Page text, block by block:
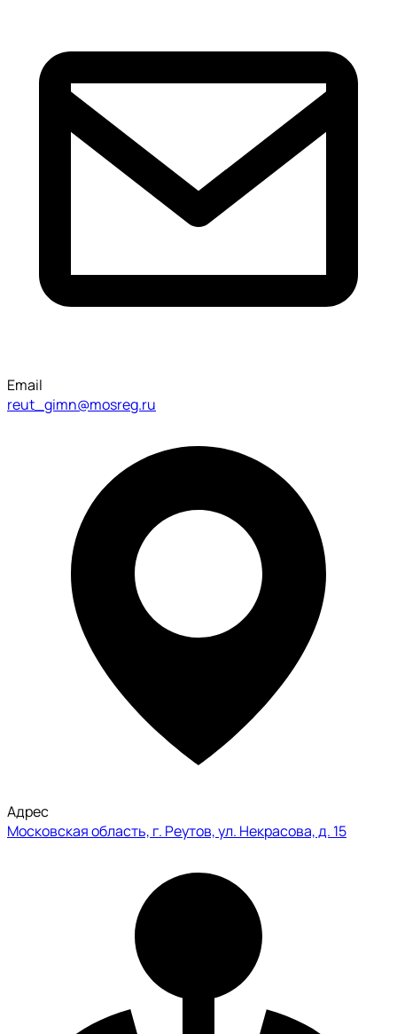
Email
reut_gimn@mosreg.ru
Адрес
Московская область, г. Реутов, ул. Некрасова, д. 15